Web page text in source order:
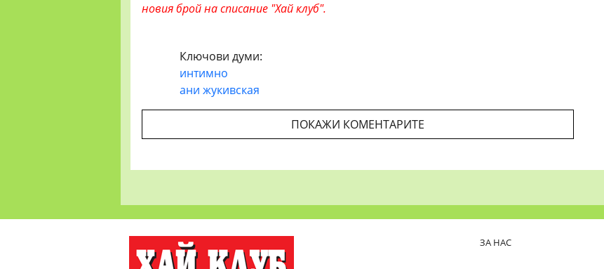
новия брой на списание "Хай клуб".
Ключови думи:
интимно
ани жукивская
ПОКАЖИ КОМЕНТАРИТЕ
ЗА НАС